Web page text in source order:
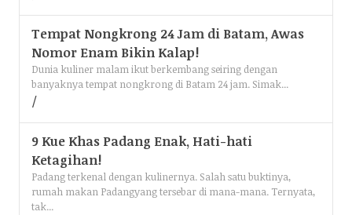
Tempat Nongkrong 24 Jam di Batam, Awas
Nomor Enam Bikin Kalap!
Dunia kuliner malam ikut berkembang seiring dengan
banyaknya tempat nongkrong di Batam 24 jam. Simak...
9 Kue Khas Padang Enak, Hati-hati
Ketagihan!
Padang terkenal dengan kulinernya. Salah satu buktinya,
rumah makan Padangyang tersebar di mana-mana. Ternyata,
tak...